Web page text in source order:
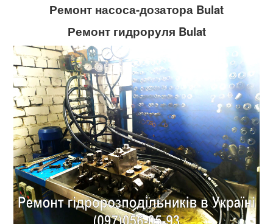
Ремонт насоса-дозатора Bulat
Ремонт гидроруля Bulat